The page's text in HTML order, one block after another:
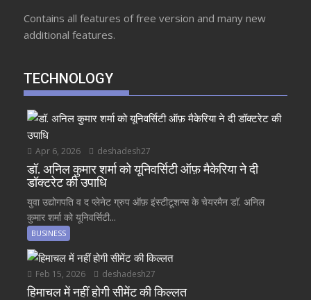
Contains all features of free version and many new
additional features.
TECHNOLOGY
Apr 6, 2026 deshadesh27
डॉ. अनिल कुमार शर्मा को यूनिवर्सिटी ऑफ़ मैकेरिया ने दी
डॉक्टरेट की उपाधि
युवा उद्योगपति व द प्लेनेट ग्रुप ऑफ़ इंस्टीटूशन्स के चेयरमैन डॉ. अनिल
कुमार शर्मा को यूनिवर्सिटी...
BUSINESS
Feb 15, 2026 deshadesh27
हिमाचल में नहीं होगी सीमेंट की किल्लत